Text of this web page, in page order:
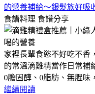
的營養補給～銀髮族好吸
食譜料理 食譜分享
家裡長輩食慾不好吃不香
的常溫滴雞精當作日常補
0膽固醇、0脂肪、無腥味
繼續閱讀